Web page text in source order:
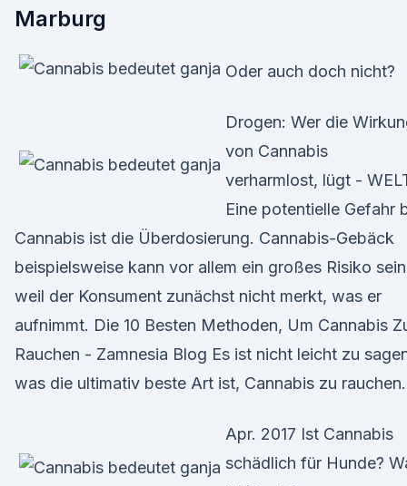
Marburg
Oder auch doch nicht?
Drogen: Wer die
von Cannabis
verharmlost, lügt -
Eine potentielle Gefahr
Cannabis ist die Überdosierung. Cannabis-Gebäck
beispielsweise kann vor allem ein großes Risiko
weil der Konsument zunächst nicht merkt, was er
aufnimmt. Die 10 Besten Methoden, Um Cannabis
Rauchen - Zamnesia Blog Es ist nicht leicht zu
was die ultimativ beste Art ist, Cannabis zu rauchen.
Apr. 2017 Ist Cannabis
schädlich für Hunde?